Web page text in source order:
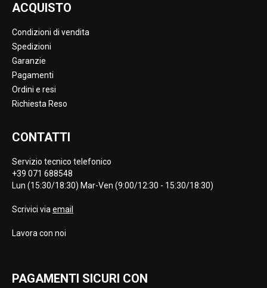
ACQUISTO
Condizioni di vendita
Spedizioni
Garanzie
Pagamenti
Ordini e resi
Richiesta Reso
CONTATTI
Servizio tecnico telefonico
+39 071 688548
Lun (15:30/18:30) Mar-Ven (9:00/12:30 - 15:30/18:30)
Scrivici via email
Lavora con noi
PAGAMENTI SICURI CON